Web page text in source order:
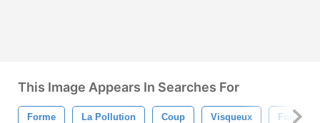
This Image Appears In Searches For
Forme La Pollution Coup Visqueux Fumée